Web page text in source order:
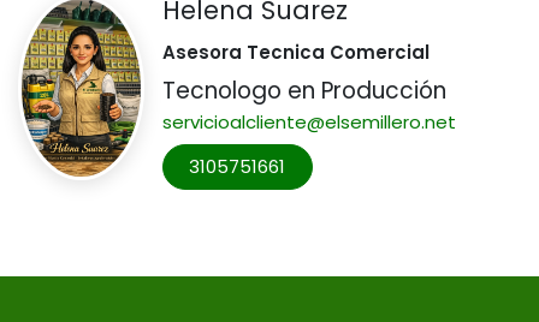
Helena Suarez
Asesora Tecnica Comercial
Tecnologo en Producción
servicioalcliente@elsemillero.net
3105751661